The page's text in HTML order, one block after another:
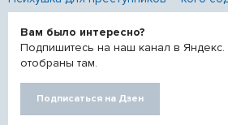
Вам было интересно?
Подпишитесь на наш канал в
отобраны там.
Подписаться на Дзен